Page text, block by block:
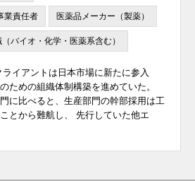
業責任者 医薬品メーカー（製薬）
バイオ・化学・医薬系含む）
イアントは日本市場に新たに参入
ための組織体制構築を進めていた。
に比べると、生産部門の幹部採用は工
とから難航し、 先行していた他エ